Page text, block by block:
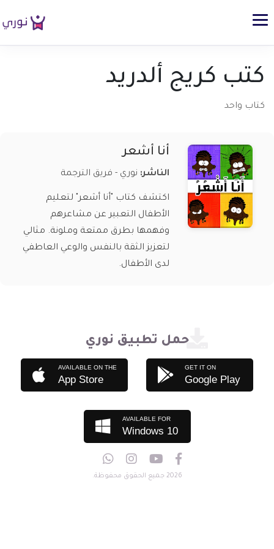
كتب كريج ألدريد
كتاب واحد
أنا أشعر
الناشر: نوري - فريق الترجمة
اكتشف كتاب "أنا أشعر" لتعليم
الأطفال التعبير عن مشاعرهم
وفهمها بطرق ممتعة وملونة. مثالي
لتعزيز الثقة بالنفس والوعي العاطفي
لدى الأطفال.
حمل تطبيق نوري
AVAILABLE ON THE
App Store
GET IT ON
Google Play
AVAILABLE FOR
Windows 10
2026 جميع الحقوق محفوظة.